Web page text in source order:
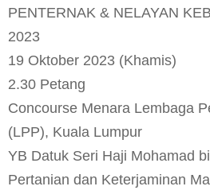
PENTERNAK & NELAYAN
2023
19 Oktober 2023 (Khamis)
2.30 Petang
Concourse Menara Lembaga
(LPP), Kuala Lumpur
YB Datuk Seri Haji Mohamad
Pertanian dan Keterjaminan